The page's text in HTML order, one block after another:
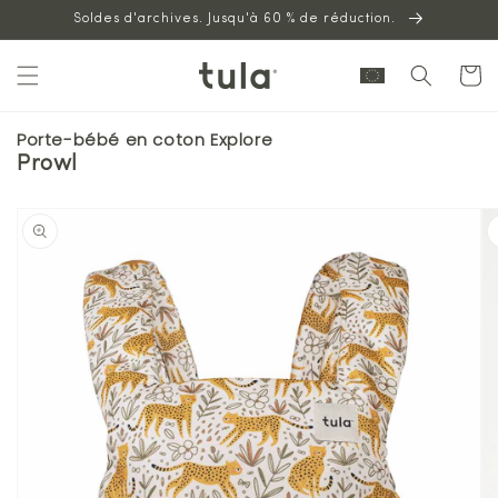
Aller au
contenu
Soldes d'archives. Jusqu'à 60 % de réduction.
Panier
Porte-bébé en coton Explore
Prowl
sur les